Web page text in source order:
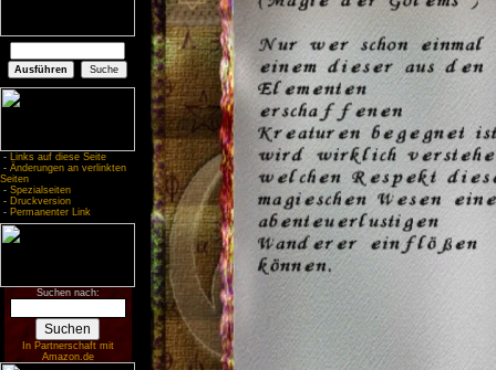
- Links auf diese Seite
- Änderungen an verlinkten
Seiten
- Spezialseiten
- Druckversion
- Permanenter Link
Suchen nach:
In Partnerschaft mit
Amazon.de